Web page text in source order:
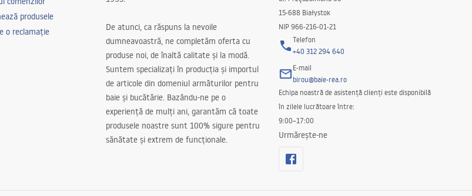
produsele
o reclamație
De atunci, ca răspuns la nevoile
dumneavoastră, ne completăm oferta cu
produse noi, de înaltă calitate și la modă.
Suntem specializați în producția și importul
de articole din domeniul armăturilor pentru
baie și bucătărie. Bazându-ne pe o
experiență de mulți ani, garantăm că toate
produsele noastre sunt 100% sigure pentru
sănătate și extrem de funcționale.
15-688 Białystok
NIP 966-216-01-21
Telefon
+40 312 294 640
E-mail
birou@baie-rea.ro
Echipa noastră de asistență clienți este disponibilă
în zilele lucrătoare între:
9:00–17:00
Urmărește-ne